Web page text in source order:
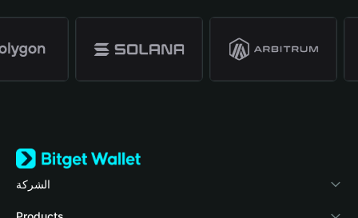
الشركة